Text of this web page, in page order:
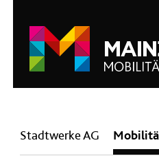
Hauptnavigation
Stadtwerke AG